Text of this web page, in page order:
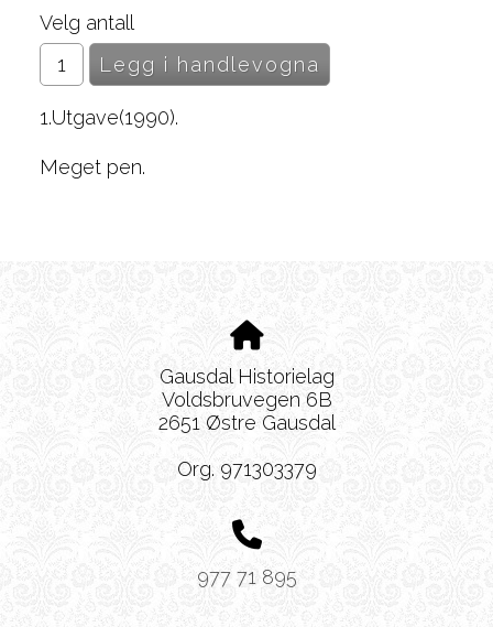
Velg antall
1.Utgave(1990).
Meget pen.
Gausdal Historielag
Voldsbruvegen 6B
2651 Østre Gausdal
Org. 971303379
977 71 895